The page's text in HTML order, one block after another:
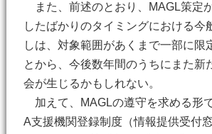
また、前述のとおり、MAGL策定
したばかりのタイミングにおける今
しは、対象範囲があくまで一部に限
とから、今後数年間のうちにまた新
会が生じるかもしれない。
加えて、MAGLの遵守を求める形
A支援機関登録制度（情報提供受付